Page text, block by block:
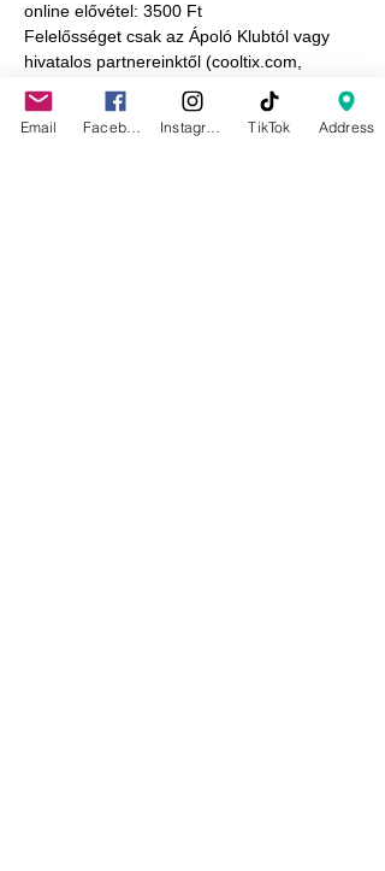
online elővétel: 3500 Ft
Felelősséget csak az Ápoló Klubtól vagy
hivatalos partnereinktől (cooltix.com,
tixa.hu) megvásárolt jegyekért  tudunk
vállalni.
Online elővételes jegyedet nem kell
Email TikTok Address